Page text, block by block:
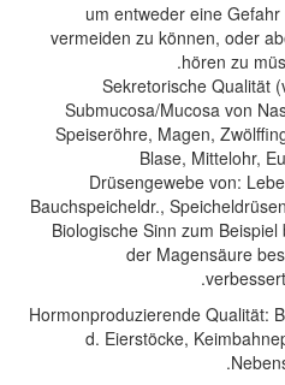
um entweder eine
vermeiden zu können, oder
hören zu
– Sekretorische
Submucosa/Mucosa von
Speiseröhre, Magen,
Blase, Mittelohr,
Drüsengewebe von:
Bauchspeicheldr.,
Biologische Sinn zum
der Magensäure
– Hormonproduzierende Qualität:
d. Eierstöcke,